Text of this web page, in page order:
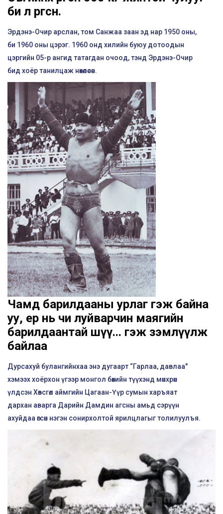
би л өргөсөн.
Эрдэнэ-Очир арслан, том Санжаа заан эд нар 1950 оны,
би 1960 оны цэрэг. 1960 онд хилийн буюу дотоодын
цэргийн 05-р ангид татагдан очоод, тэнд Эрдэнэ-Очир
бид хоёр танилцаж нөхөлөсөн.
Чамд барилдааны урлаг гэж байна
уу, ер нь чи луйварчин маягийн
барилдаантай шүү... гэж зэмлүүлж
байлаа
Дурсахуй булангийнхаа энэ дугаарт “Гарлаа, давлаа"
хэмээх хоёрхон үгээр монгол бөхийн түүхэнд мөнхрөн
үлдсэн Хөвсгөл аймгийн Цагаан-Үүр сумын харъяат
дархан аварга Дарийн Дамдин агсны амьд сэрүүн
ахуйдаа өгсөн нэгэн сонирхолтой ярилцлагыг толилуулъя.